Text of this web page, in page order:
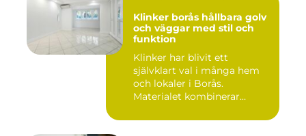
Klinker borås hållbara golv
och väggar med stil och
funktion
Klinker har blivit ett
självklart val i många hem
och lokaler i Borås.
Materialet kombinerar